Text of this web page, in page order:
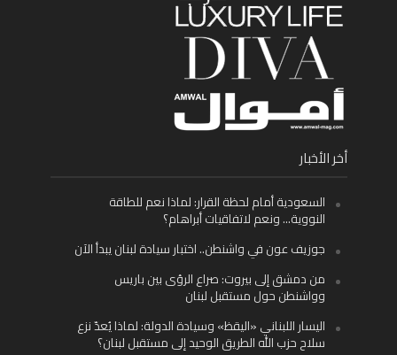
أخر الأخبار
السعودية أمام لحظة القرار: لماذا نعم للطاقة
النووية… ونعم لاتفاقيات أبراهام؟
جوزيف عون في واشنطن.. اختبار سيادة لبنان يبدأ الآن
من دمشق إلى بيروت: صراع الرؤى بين باريس
وواشنطن حول مستقبل لبنان
اليسار اللبناني «اليقظ» وسيادة الدولة: لماذا يُعدّ نزع
سلاح حزب الله الطريق الوحيد إلى مستقبل لبنان؟